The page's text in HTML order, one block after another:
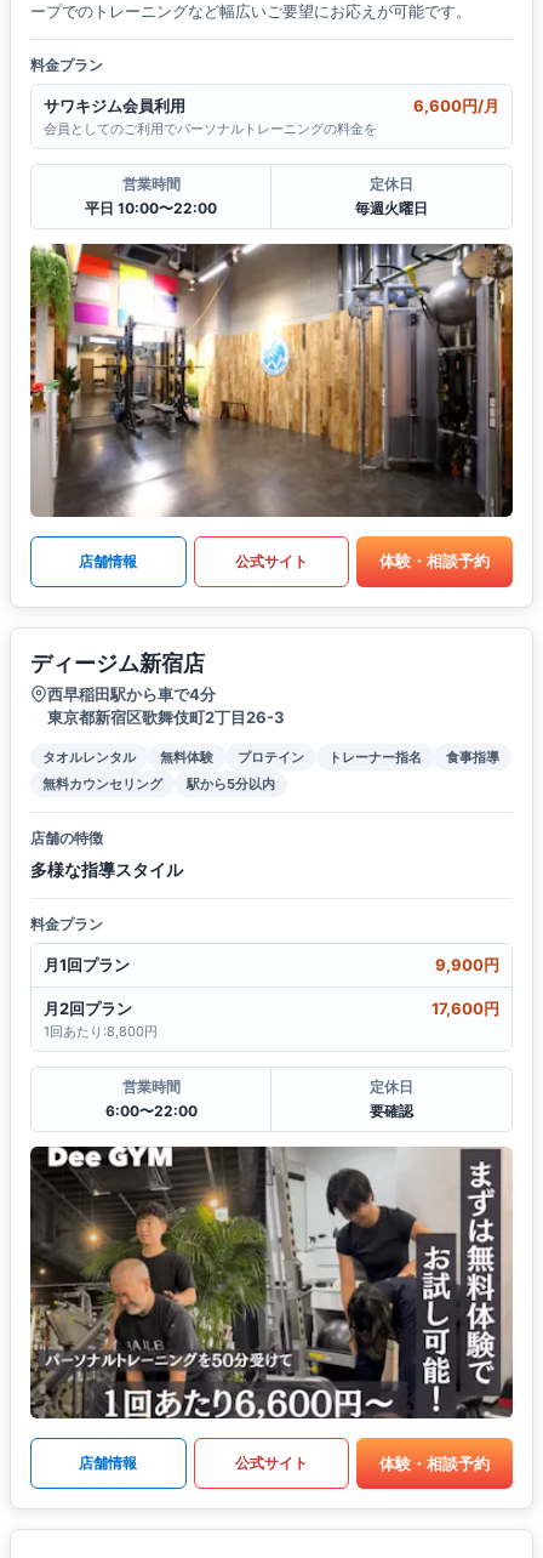
ープでのトレーニングなど幅広いご要望にお応えが可能です。
料金プラン
サワキジム会員利用 6,600円/月
会員としてのご利用でパーソナルトレーニングの料金を
営業時間
平日 10:00〜22:00
定休日
毎週火曜日
店舗情報 公式サイト 体験・相談予約
ディージム新宿店
西早稲田駅から車で4分
東京都新宿区歌舞伎町2丁目26-3
タオルレンタル 無料体験 プロテイン トレーナー指名
食事指導
無料カウンセリング
駅から5分以内
店舗の特徴
多様な指導スタイル
料金プラン
月1回プラン 9,900円
月2回プラン 17,600円
1回あたり:8,800円
営業時間
6:00〜22:00
定休日
要確認
店舗情報 公式サイト 体験・相談予約